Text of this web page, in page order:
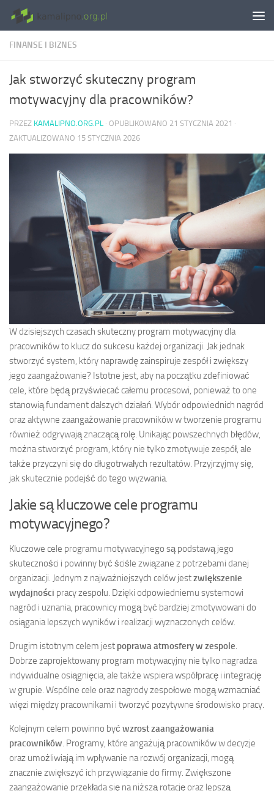
Skip to content
FINANSE I BIZNES
Jak stworzyć skuteczny program
motywacyjny dla pracowników?
PRZEZ KAMALIPNO.ORG.PL · OPUBLIKOWANO 21 STYCZNIA 2021 ·
ZAKTUALIZOWANO 15 STYCZNIA 2026
W dzisiejszych czasach skuteczny program motywacyjny dla
pracowników to klucz do sukcesu każdej organizacji. Jak jednak
stworzyć system, który naprawdę zainspiruje zespół i zwiększy
jego zaangażowanie? Istotne jest, aby na początku zdefiniować
cele, które będą przyświecać całemu procesowi, ponieważ to one
stanowią fundament dalszych działań. Wybór odpowiednich nagród
oraz aktywne zaangażowanie pracowników w tworzenie programu
również odgrywają znaczącą rolę. Unikając powszechnych błędów,
można stworzyć program, który nie tylko zmotywuje zespół, ale
także przyczyni się do długotrwałych rezultatów. Przyjrzyjmy się,
jak skutecznie podejść do tego wyzwania.
Jakie są kluczowe cele programu
motywacyjnego?
Kluczowe cele programu motywacyjnego są podstawą jego
skuteczności i powinny być ściśle związane z potrzebami danej
organizacji. Jednym z najważniejszych celów jestzwiększenie
wydajności pracy zespołu. Dzięki odpowiedniemu systemowi
nagród i uznania, pracownicy mogą być bardziej zmotywowani do
osiągania lepszych wyników i realizacji wyznaczonych celów.
Drugim istotnym celem jest poprawa atmosfery w zespole.
Dobrze zaprojektowany program motywacyjny nie tylko nagradza
indywidualne osiągnięcia, ale także wspiera współpracę i integrację
w grupie. Wspólne cele oraz nagrody zespołowe mogą wzmacniać
więzi między pracownikami i tworzyć pozytywne środowisko pracy.
Kolejnym celem powinno być wzrost zaangażowania
pracowników. Programy, które angażują pracowników w decyzje
oraz umożliwiają im wpływanie na rozwój organizacji, mogą
znacznie zwiększyć ich przywiązanie do firmy. Zwiększone
zaangażowanie przekłada się na niższą rotację oraz lepszą